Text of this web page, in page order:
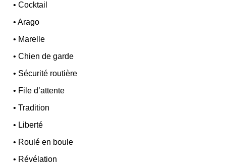
•Cocktail
•Arago
• Marelle
•Chien de garde
• Sécurité routière
• File d’attente
•Tradition
• Liberté
• Roulé en boule
• Révélation